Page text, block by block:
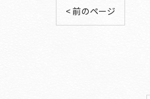
< 前のページ